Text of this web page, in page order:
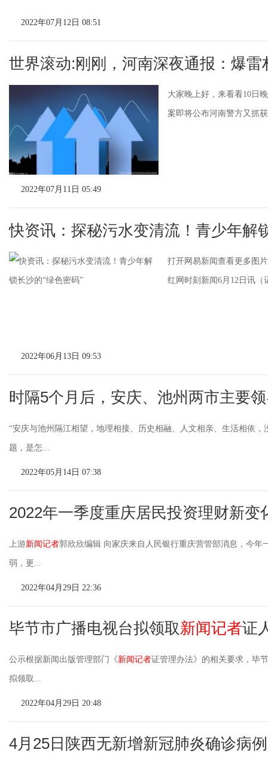
2022年07月12日 08:51
世界滚动:刚刚，河南深夜通报：爆雷
大家晚上好，来看看10日
案即将公布河南警方又抓
2022年07月11日 05:49
快资讯：探秘污水变清流！青少年解
打开网易新闻查看更多图
红网时刻新闻6月12日讯（
2022年06月13日 09:53
时隔5个月后，安庆、池州两市主要
“安庆与池州隔江相望，地理相接、历史相融、人文相亲、生活相依
题，是怎...
2022年05月14日 07:38
2022年一季度重庆居民投资理财新变
上游新闻记者郭欣欣编辑 向家庆来自人民银行重庆营管部消息，今
弱，更...
2022年04月29日 22:36
毕节市广播电视台拟领取新闻记者证
公示根据新闻出版管理部门《新闻记者证管理办法》的相关要求，毕
拟领取...
2022年04月29日 20:48
4月25日陕西无新增新冠肺炎确诊病例